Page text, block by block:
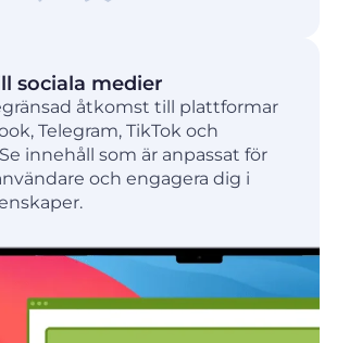
sociala medier
åtkomst till plattformar
Telegram, TikTok och
innehåll som är anpassat för
och engagera dig i